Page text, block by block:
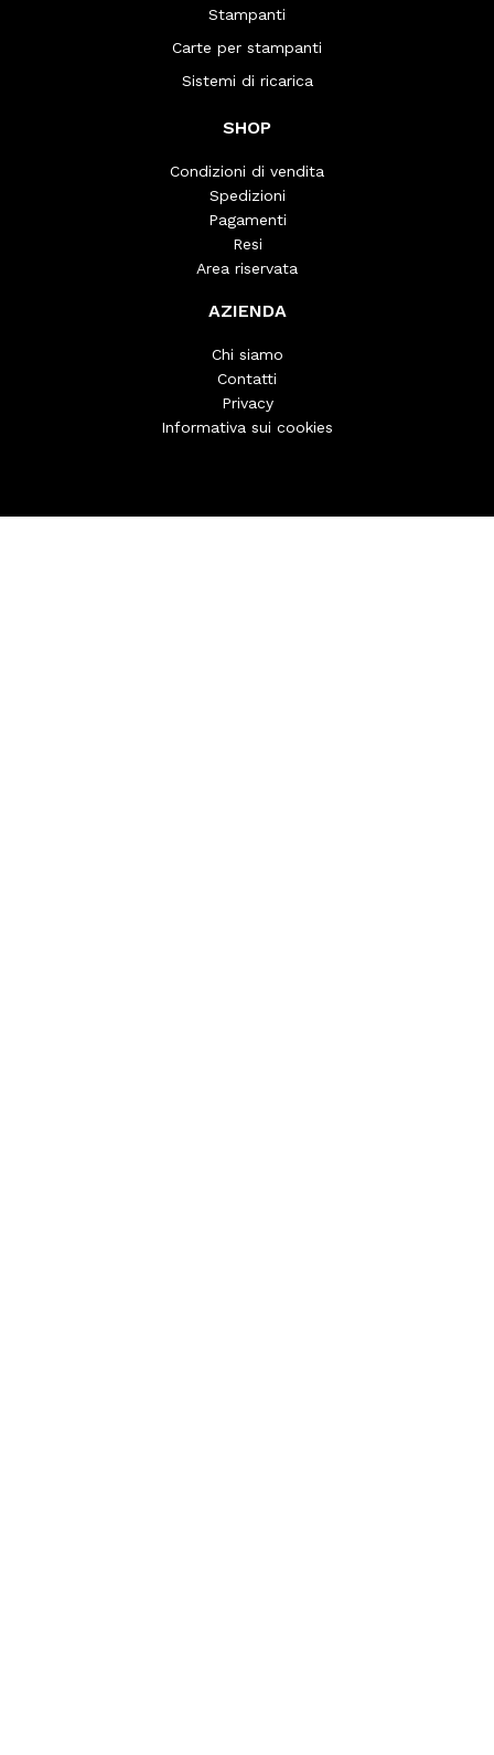
Stampanti
Carte per stampanti
Sistemi di ricarica
SHOP
Condizioni di vendita
Spedizioni
Pagamenti
Resi
Area riservata
AZIENDA
Chi siamo
Contatti
Privacy
Informativa sui cookies